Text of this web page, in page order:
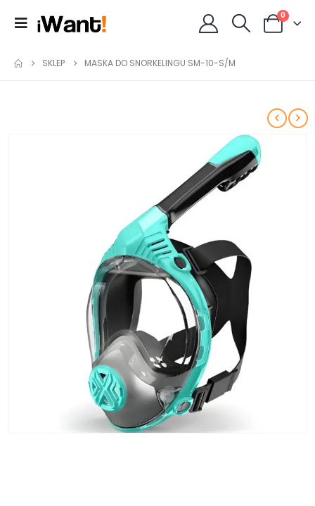
0
SKLEP MASKA DO SNORKELINGU SM-10-S/M